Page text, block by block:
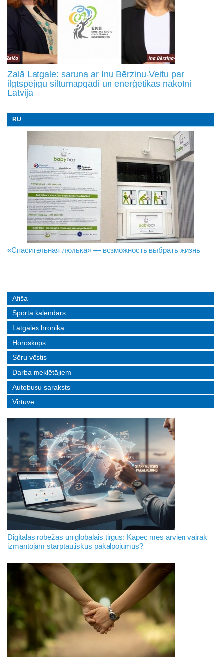
Zaļā Latgale: saruna ar Inu Bērziņu-Veitu par
ilgtspējīgu siltumapgādi un enerģētikas nākotni
Latvijā
RU
В Даугавпилсе определили сильнейших в пляжном
«Спасительная люлька» — возможность выбрать жизнь
Новое поколение пограничников: Даугавпилсское
Afiša
Sporta kalendārs
Latgales hronika
Horoskops
Sēru vēstis
Darba meklētājiem
Autobusu saraksts
Virtuve
Digitālās robežas un globālais tirgus: Kāpēc mēs arvien vairāk
izmantojam starptautiskus pakalpojumus?